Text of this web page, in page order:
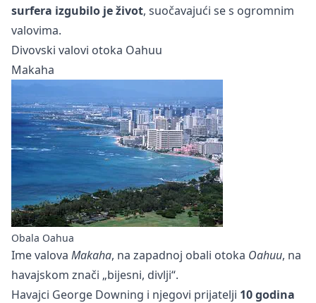
surfera izgubilo je život, suočavajući se s ogromnim
valovima.
Divovski valovi otoka Oahuu
Makaha
Obala Oahua
Ime valova Makaha, na zapadnoj obali otoka Oahuu, na
havajskom znači „bijesni, divlji“.
Havajci George Downing i njegovi prijatelji 10 godina